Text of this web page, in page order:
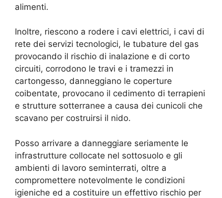
alimenti.
Inoltre, riescono a rodere i cavi elettrici, i cavi di
rete dei servizi tecnologici, le tubature del gas
provocando il rischio di inalazione e di corto
circuiti, corrodono le travi e i tramezzi in
cartongesso, danneggiano le coperture
coibentate, provocano il cedimento di terrapieni
e strutture sotterranee a causa dei cunicoli che
scavano per costruirsi il nido.
Posso arrivare a danneggiare seriamente le
infrastrutture collocate nel sottosuolo e gli
ambienti di lavoro seminterrati, oltre a
compromettere notevolmente le condizioni
igieniche ed a costituire un effettivo rischio per